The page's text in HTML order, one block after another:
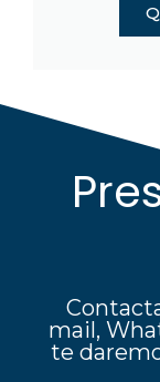
mail,
te